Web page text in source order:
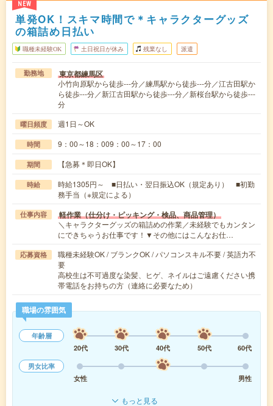
NEW
単発OK！スキマ時間で＊キャラクターグッズ
の箱詰め日払い
職種未経験OK 土日祝日が休み 残業なし 派遣
勤務地 東京都練馬区
小竹向原駅から徒歩---分／練馬駅から徒歩---分／江古田駅か
ら徒歩---分／新江古田駅から徒歩---分／新桜台駅から徒歩---
分
曜日頻度 週1日～OK
時間 9：00～18：009：00～17：00
期間 【急募＊即日OK】
時給
時給1305円～ ■日払い・翌日振込OK（規定あり） ■初勤
務手当（※規定による）
仕事内容 軽作業（仕分け・ピッキング・検品、商品管理）
＼キャラクターグッズの箱詰めの作業／未経験でもカンタン
にできちゃうお仕事です！▼その他にはこんなお仕…
応募資格
職種未経験OK / ブランクOK / パソコンスキル不要 / 英語力不
要
高校生は不可過度な染髪、ヒゲ、ネイルはご遠慮ください携
帯電話をお持ちの方（連絡に必要なため）
職場の雰囲気
年齢層
20代
30代 40代 50代
60代
男女比率
女性
男性
もっと見る